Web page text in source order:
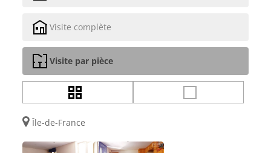
Visite complète
Visite par pièce
Île-de-France